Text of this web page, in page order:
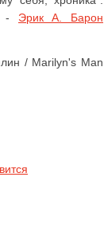
- Эрик А. Барон
/ Marilyn's Man